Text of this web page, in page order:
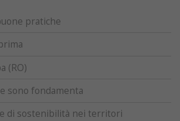
pratiche
(RO)
sono fondamenta
di sostenibilità nei territori